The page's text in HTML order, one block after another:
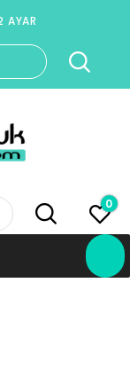
AYAR
0